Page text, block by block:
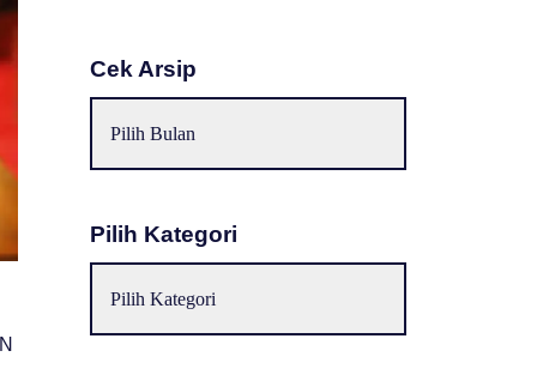
Cek Arsip
Pilih Kategori